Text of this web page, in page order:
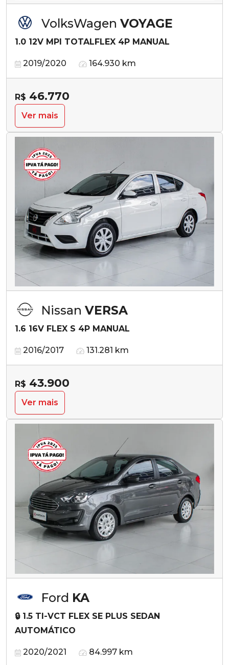
VolksWagen VOYAGE
1.0 12V MPI TOTALFLEX 4P MANUAL
2019/2020 164.930 km
R$ 46.770
Ver mais
Nissan VERSA
1.6 16V FLEX S 4P MANUAL
2016/2017 131.281 km
R$ 43.900
Ver mais
Ford KA
🔒 1.5 TI-VCT FLEX SE PLUS SEDAN
AUTOMÁTICO
2020/2021 84.997 km